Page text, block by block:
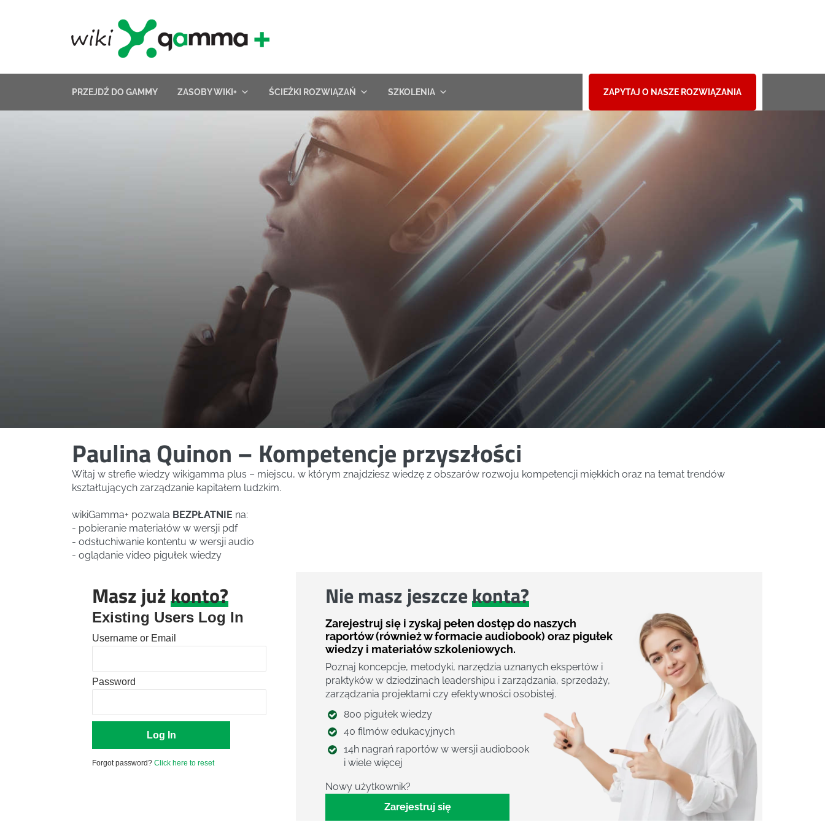
PRZEJDŹ DO GAMMY ZASOBY WIKI+ ŚCIEŻKI ROZWIĄZAŃ SZKOLENIA ZAPYTAJ O NASZE ROZWIĄZANIA
Paulina Quinon – Kompetencje przyszłości
Witaj w strefie wiedzy wikigamma plus – miejscu, w którym znajdziesz wiedzę z obszarów rozwoju kompetencji miękkich oraz na temat trendów
kształtujących zarządzanie kapitałem ludzkim.
wikiGamma+ pozwala BEZPŁATNIE na:
- pobieranie materiałów w wersji pdf
- odsłuchiwanie kontentu w wersji audio
- oglądanie video pigułek wiedzy
Masz jużkonto?
Existing Users Log In
Username or Email
Password
Forgot password? Click here to reset
Nie masz jeszczekonta?
Zarejestruj się i zyskaj pełen dostęp do naszych
raportów (również w formacie audiobook) oraz pigułek
wiedzy i materiałów szkoleniowych.
Poznaj koncepcje, metodyki, narzędzia uznanych ekspertów i
praktyków w dziedzinach leadershipu i zarządzania, sprzedaży,
zarządzania projektami czy efektywności osobistej.
800 pigułek wiedzy
40 filmów edukacyjnych
14h nagrań raportów w wersji audiobook
i wiele więcej
Nowy użytkownik?
Zarejestruj się